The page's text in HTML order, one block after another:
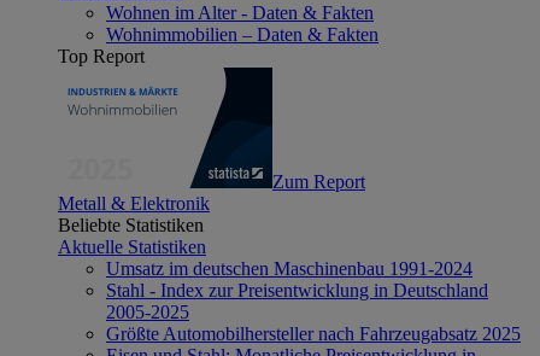
Wohnen im Alter - Daten & Fakten
Wohnimmobilien – Daten & Fakten
Top Report
Zum Report
Metall & Elektronik
Beliebte Statistiken
Aktuelle Statistiken
Umsatz im deutschen Maschinenbau 1991-2024
Stahl - Index zur Preisentwicklung in Deutschland
2005-2025
Größte Automobilhersteller nach Fahrzeugabsatz 2025